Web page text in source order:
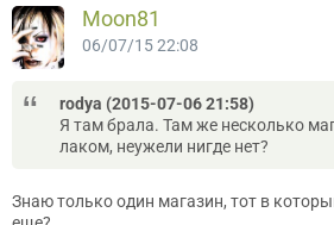
Moon81
06/07/15 22:08
rodya (2015-07-06 21:58)
Я там брала. Там же несколько
лаком, неужели нигде нет?
Знаю только один магазин, тот в